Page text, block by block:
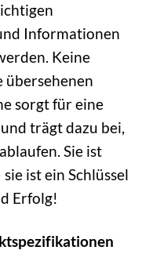
Informationen
Keine
übersehenen
sorgt für eine
trägt dazu bei,
Sie ist
ist ein Schlüssel
Erfolg!